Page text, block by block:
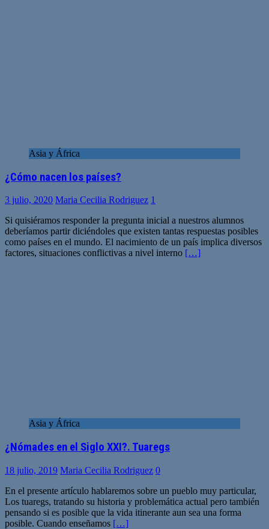
Asia y África
¿Cómo nacen los países?
3 julio, 2020 Maria Cecilia Rodriguez 1
Si quisiéramos responder la pregunta inicial a nuestros alumnos
deberíamos partir diciéndoles que existen tantas respuestas posibles
como países en el mundo. El nacimiento de un país implica diversos
factores, situaciones conflictivas a nivel interno […]
Asia y África
¿Nómades en el Siglo XXI?. Tuaregs
18 julio, 2019 Maria Cecilia Rodriguez 0
En el presente artículo hablaremos sobre un pueblo muy particular,
Los tuaregs, tratando su historia y problemática actual pero también
pensando si es posible que la vida itinerante aun sea una forma
posible. Cuando enseñamos […]